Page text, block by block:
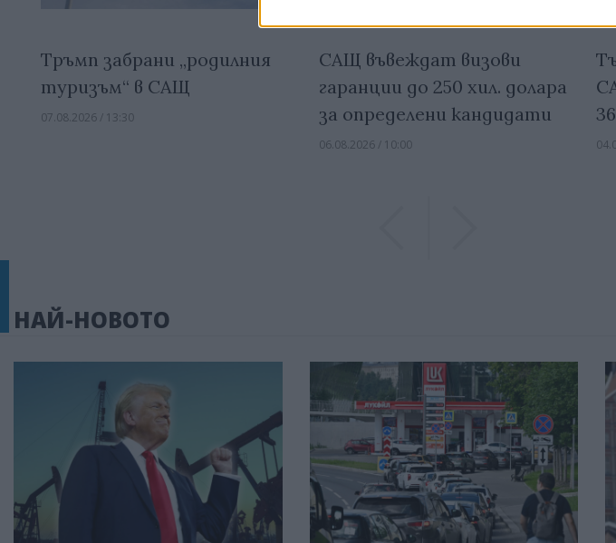
Тръмп забрани „родилния
туризъм“ в САЩ
07.08.2026 / 13:30
САЩ въвеждат визови
гаранции до 250 хил. долара
за определени кандидати
06.08.2026 / 10:00
НАЙ-НОВОТО